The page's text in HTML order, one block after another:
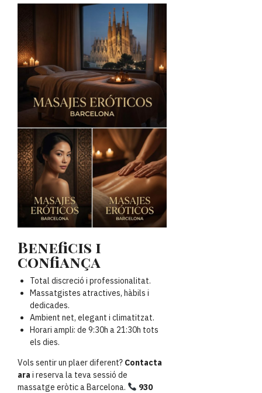
Beneficis i
confiança
Total discreció i professionalitat.
Massatgistes atractives, hàbils i
dedicades.
Ambient net, elegant i climatitzat.
Horari ampli: de 9:30h a 21:30h tots
els dies.
Vols sentir un plaer diferent? Contacta
ara i reserva la teva sessió de
massatge eròtic a Barcelona.
930